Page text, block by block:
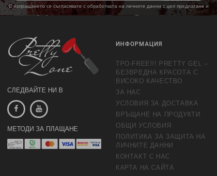
С изпращането се съгласявате с обработката на личните данни с цел предлагане и
обработка на маркетингови предложения. Повече информация
СЛЕДВАЙТЕ НИ В
МЕТОДИ ЗА ПЛАЩАНЕ
ИНФОРМАЦИЯ
TPO-FREE!!! PRETTY GEL –
БЕЗВРЕДНА КРАСОТА С
ВИСОКО КАЧЕСТВО
ЗА НАС
УСЛОВИЯ ЗА ДОСТАВКА
ВРЪЩАНЕ НА ПРОДУКТИ
ОБЩИ УСЛОВИЯ
ПОЛИТИКА ЗА ЗАЩИТА НА
ЛИЧНИТЕ ДАННИ
КОНТАКТ С НАС
КАРТА НА САЙТА